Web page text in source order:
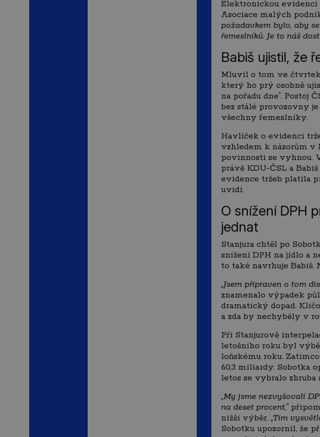
Elektronickou evidenci
Asociace malých
požadavkem bylo, aby
řemeslníků. Je to náš
Babiš ujistil, že
Mluvil o tom ve čtvrtek
který ho prý osobně
na pořadu dne“. Postoj
bez stálé provozovny
všechny řemeslníky.
Havlíček o evidenci
vzhledem k názorům v
povinnosti se vyhnou.
právě KDU-ČSL a
evidence tržeb platila
uvidí.
O snížení DPH
jednat
Stanjura chtěl po
snížení DPH na jídlo a
to také navrhuje
„Jsem připraven o tom
znamenalo výpadek
dramatický dopad.
a zda by nechyběly v
Při Stanjurově
letošního roku byl
loňskému roku.
60,3 miliardy. Sobotka
letos se vybralo zhruba
„My jsme nezvyšovali
na deset procent,“
nižší výběr. „Tím
Sobotku upozornil, že